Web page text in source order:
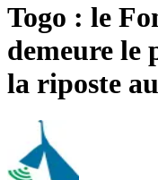
Togo : le
demeure le
la riposte